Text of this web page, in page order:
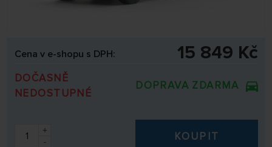
Cena v e-shopu s DPH: 15 849 Kč
DOČASNĚ
NEDOSTUPNÉ
DOPRAVA ZDARMA
+
-
KOUPIT